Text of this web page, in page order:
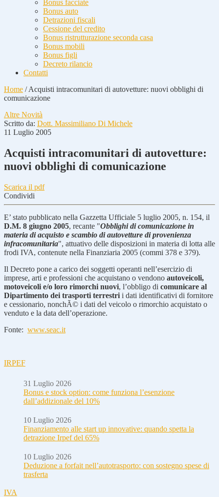
Bonus facciate
Bonus auto
Detrazioni fiscali
Cessione del credito
Bonus ristrutturazione seconda casa
Bonus mobili
Bonus figli
Decreto rilancio
Contatti
Home /Acquisti intracomunitari di autovetture: nuovi obblighi di
comunicazione
Altre Novità
Scritto da: Dott. Massimiliano Di Michele
11 Luglio 2005
Acquisti intracomunitari di autovetture:
nuovi obblighi di comunicazione
Scarica il pdf
Condividi
E’ stato pubblicato nella Gazzetta Ufficiale 5 luglio 2005, n. 154, il
D.M. 8 giugno 2005, recante "Obblighi di comunicazione in
materia di acquisto e scambio di autovetture di provenienza
infracomunitaria", attuativo delle disposizioni in materia di lotta alle
frodi IVA, contenute nella Finanziaria 2005 (commi 378 e 379).
Il Decreto pone a carico dei soggetti operanti nell’esercizio di
imprese, arti e professioni che acquistano o vendono autoveicoli,
motoveicoli e/o loro rimorchi nuovi, l’obbligo di comunicare al
Dipartimento dei trasporti terrestri i dati identificativi di fornitore
e cessionario, nonchÃ© i dati del veicolo o rimorchio acquistato o
venduto e la data dell’operazione.
Fonte: www.seac.it
IRPEF
31 Luglio 2026
Bonus e stock option: come funziona l’esenzione
dall’addizionale del 10%
10 Luglio 2026
Finanziamento alle start up innovative: quando spetta la
detrazione Irpef del 65%
10 Luglio 2026
Deduzione a forfait nell’autotrasporto: con sostegno spese di
trasferta
IVA